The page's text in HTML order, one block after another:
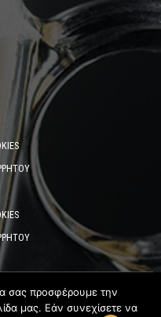
σας προσφέρουμε την
μας. Εάν συνεχίσετε να